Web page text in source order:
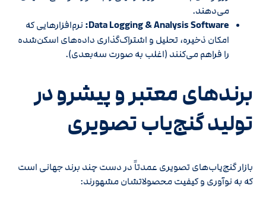
می‌دهند.
Data Logging & Analysis Software: نرم‌افزارهایی که
امکان ذخیره، تحلیل و اشتراک‌گذاری داده‌های اسکن‌شده
را فراهم می‌کنند (اغلب به صورت سه‌بعدی).
برندهای معتبر و پیشرو در
تولید گنج‌یاب تصویری
بازار گنج‌یاب‌های تصویری عمدتاً در دست چند برند جهانی است
که به نوآوری و کیفیت محصولاتشان مشهورند: